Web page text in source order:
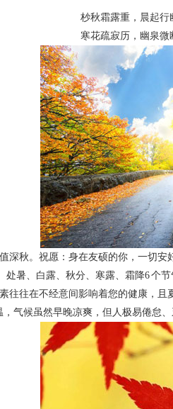
杪秋霜露重，晨起行
寒花疏寂历，幽泉微
深秋。祝愿：身在友硕的你，一切安
处暑、白露、秋分、寒露、霜降6
往往在不经意间影响着您的健康，
气候虽然早晚凉爽，但人极易倦怠